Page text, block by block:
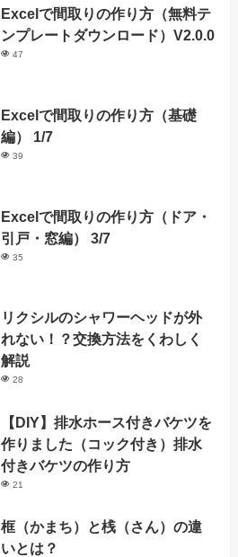
Excelで間取りの作り方（無料テ
ンプレートダウンロード）V2.0.0
47
Excelで間取りの作り方（基礎
編） 1/7
39
Excelで間取りの作り方（ドア・
引戸・窓編） 3/7
35
リクシルのシャワーヘッドが外
れない！？交換方法をくわしく
解説
28
【DIY】排水ホース付きバケツを
作りました（コック付き）排水
付きバケツの作り方
21
框（かまち）と桟（さん）の違
いとは？